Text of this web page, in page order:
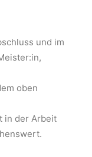
und im
oben
in der Arbeit